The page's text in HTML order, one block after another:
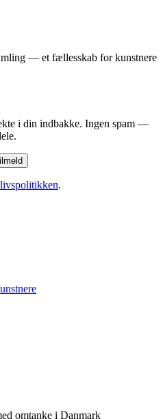
— et fællesskab for kunstnere
i din indbakke. Ingen spam —
.
omtanke i Danmark